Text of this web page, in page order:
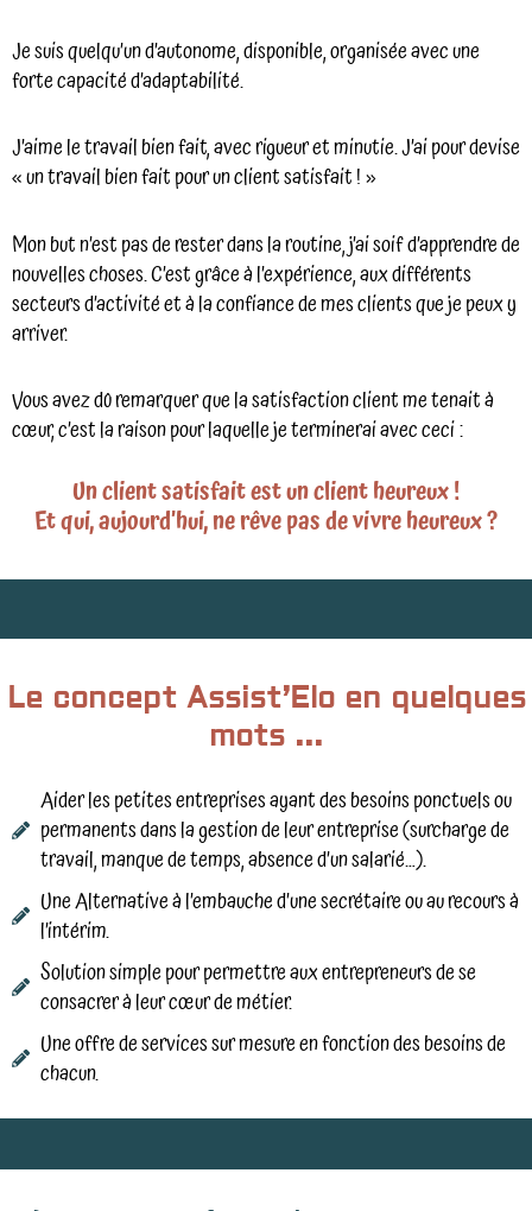
Je suis quelqu’un d’autonome, disponible, organisée avec une
forte capacité d’adaptabilité.
J’aime le travail bien fait, avec rigueur et minutie. J’ai pour devise
« un travail bien fait pour un client satisfait ! »
Mon but n’est pas de rester dans la routine, j’ai soif d’apprendre de
nouvelles choses. C’est grâce à l’expérience, aux différents
secteurs d’activité et à la confiance de mes clients que je peux y
arriver.
Vous avez dû remarquer que la satisfaction client me tenait à
cœur, c’est la raison pour laquelle je terminerai avec ceci :
Un client satisfait est un client heureux !
Et qui, aujourd’hui, ne rêve pas de vivre heureux ?
Le concept Assist’Elo en quelques
mots ...
Aider les petites entreprises ayant des besoins ponctuels ou
permanents dans la gestion de leur entreprise (surcharge de
travail, manque de temps, absence d’un salarié…).
Une Alternative à l’embauche d’une secrétaire ou au recours à
l’intérim.
Solution simple pour permettre aux entrepreneurs de se
consacrer à leur cœur de métier.
Une offre de services sur mesure en fonction des besoins de
chacun.